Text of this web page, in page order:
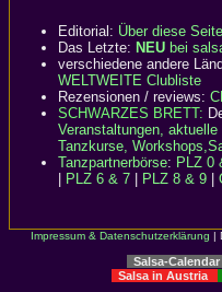
Editorial: Über diese
Das Letzte: NEU bei
verschiedene andere
WELTWEITE Clubliste
Rezensionen / reviews:
SCHWARZES BRETT:
Veranstaltungen,
Tanzkurse,
Tanzpartnerbörse: PLZ 0
PLZ 6 & 7 PLZ 8 & 9
Impressum & Datenschutzerklärung |
Salsa-Calendar
Salsa in Austria